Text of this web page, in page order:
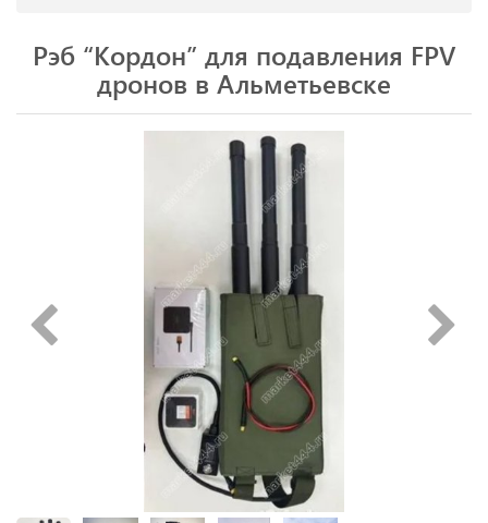
Рэб “Кордон” для подавления FPV
дронов в Альметьевске